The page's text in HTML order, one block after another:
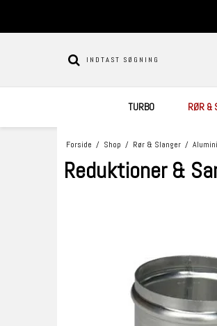
TURBO RØR &
Forside / Shop / Rør & Slanger /
Reduktioner &